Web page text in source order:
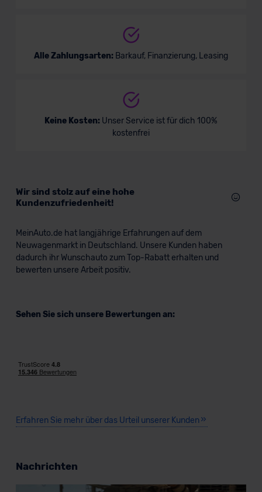
Alle Zahlungsarten: Barkauf, Finanzierung, Leasing
Keine Kosten: Unser Service ist für dich 100%
kostenfrei
Wir sind stolz auf eine hohe
Kundenzufriedenheit!
MeinAuto.de hat langjährige Erfahrungen auf dem
Neuwagenmarkt in Deutschland. Unsere Kunden haben
dadurch ihr Wunschauto zum Top-Rabatt erhalten und
bewerten unsere Arbeit positiv.
Sehen Sie sich unsere Bewertungen an:
Erfahren Sie mehr über das Urteil unserer Kunden
Nachrichten